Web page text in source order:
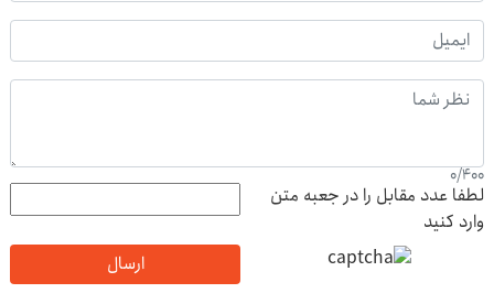
0/400
لطفا عدد مقابل را در جعبه متن
وارد کنید
ارسال